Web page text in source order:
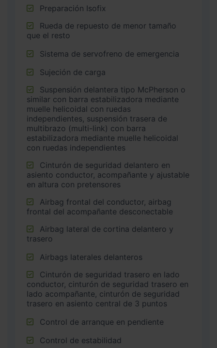
Preparación Isofix
que el resto
Sistema de servofreno de emergencia
Sujeción de carga
similar con barra estabilizadora mediante
muelle helicoidal con ruedas
independientes, suspensión trasera de
multibrazo (multi-link) con barra
estabilizadora mediante muelle helicoidal
con ruedas independientes
asiento conductor, acompañante y ajustable
en altura con pretensores
frontal del acompañante desconectable
trasero
Airbags laterales delanteros
conductor, cinturón de seguridad trasero en
lado acompañante, cinturón de seguridad
trasero en asiento central de 3 puntos
Control de arranque en pendiente
Control de estabilidad